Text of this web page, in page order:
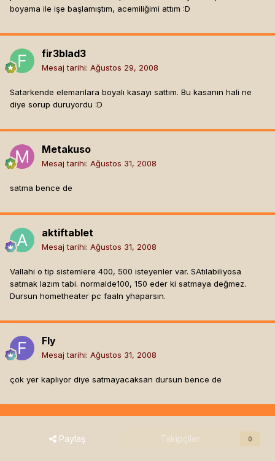
boyama ile işe başlamıştım, acemiliğimi attım :D
fir3blad3
Mesaj tarihi: Ağustos 29, 2008
Satarkende elemanlara boyalı kasayı sattım. Bu kasanın hali ne
diye sorup duruyordu :D
Metakuso
Mesaj tarihi: Ağustos 31, 2008
satma bence de
aktiftablet
Mesaj tarihi: Ağustos 31, 2008
Vallahi o tip sistemlere 400, 500 isteyenler var. SAtılabiliyosa
satmak lazım tabi. normalde100, 150 eder ki satmaya değmez.
Dursun hometheater pc faaln yhaparsın.
Fly
Mesaj tarihi: Ağustos 31, 2008
çok yer kaplıyor diye satmayacaksan dursun bence de
Paylaş Takipçiler 0